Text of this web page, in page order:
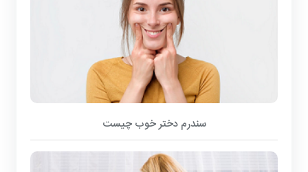
سندرم دختر خوب چیست